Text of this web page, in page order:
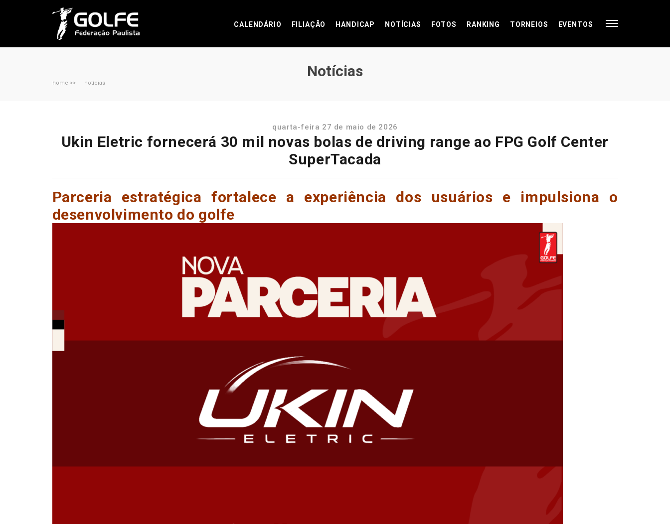
CALENDÁRIO FILIAÇÃO HANDICAP NOTÍCIAS FOTOS RANKING TORNEIOS EVENTOS
Notícias
home >> notícias
quarta-feira 27 de maio de 2026
Ukin Eletric fornecerá 30 mil novas bolas de driving range ao FPG Golf Center
SuperTacada
Parceria estratégica fortalece a experiência dos usuários e impulsiona o
desenvolvimento do golfe